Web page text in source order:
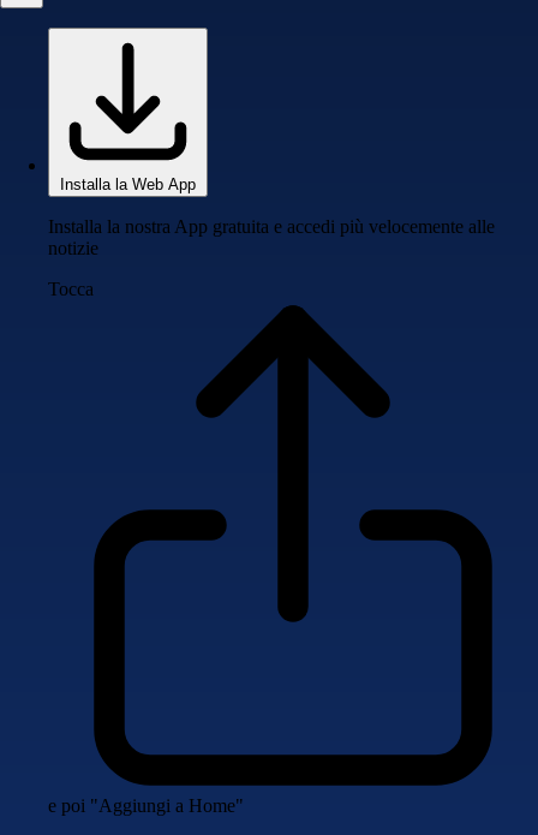
Installa la Web App
Installa la nostra App gratuita e accedi più velocemente alle
notizie
Tocca
e poi "Aggiungi a Home"